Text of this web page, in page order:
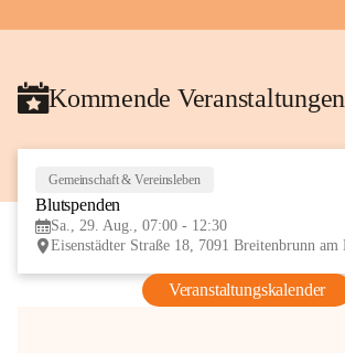
Kommende Veranstaltungen
Gemeinschaft & Vereinsleben
Blutspenden
Sa., 29. Aug., 07:00 - 12:30
Veranstaltungskalender